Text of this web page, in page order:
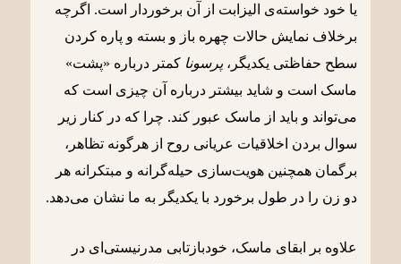
یا خود خواسته‌ی الیزابت از آن برخوردار است. اگرچه
برخلاف نمایش حالات چهره باز و بسته و پاره کردن
سطح حفاظتی یکدیگر،پرسونا کمتر درباره «پشت»
ماسک است و شاید بیشتر درباره آن چیزی است که
می‌تواند و باید از ماسک عبور کند. چرا که در کنار زیر
سوال بردن اخلاقیات عریانی روح از هرگونه تظاهر،
برگمان همچنین هویت‌سازی حیله‌گرانه و مبتکرانه هر
دو زن را در طول برخورد با یکدیگر به ما نشان می‌دهد.
علاوه بر ابقای ماسک، خودبازتابی مدرنیستی‌ای در